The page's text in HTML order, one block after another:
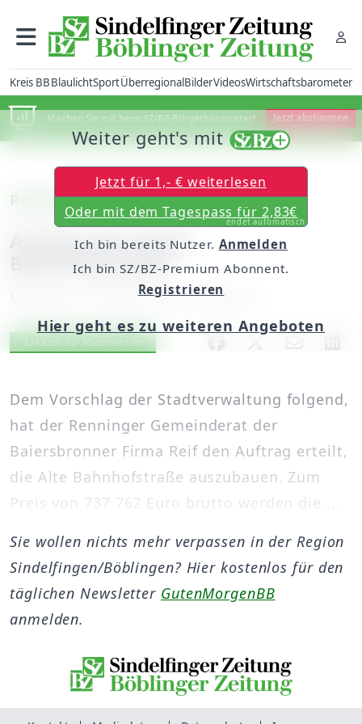
Kreis BBBlaulichtSportÜberregionalBilderVideosWirtschaftsbarometer
Machen Sie mit beim SZ/BZ-Bürgerbarometer! Jetzt abstimmen
Renningen
Ausbau der Alten
Bahnhofstraße
Montag, 01. Oktober 2007, 00:00 Uhr
Artikel vorlesen
Exklusiv für Abonnenten
Dem Vorschlag der Stadtverwaltung folgend,
hat der Renninger Gemeinderat der
Baiersbronner Firma Reif den Auftrag erteilt,
die Alte Bahnhofstraße auszubauen. Zum
Preis von 737 762 Euro brutto werden die ...
Weiter geht's mit
Jetzt für 1,- € weiterlesen
Oder mit dem Tagespass für 2,83€
endet automatisch
Ich bin bereits Nutzer. Anmelden
Ich bin SZ/BZ-Premium Abonnent.
Registrieren
Hier geht es zu weiteren Angeboten
Sie wollen nichts mehr verpassen in der Region
Sindelfingen/Böblingen? Hier kostenlos für den
täglichen Newsletter GutenMorgenBB
anmelden.